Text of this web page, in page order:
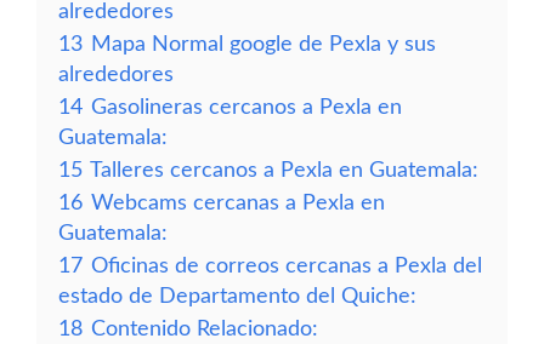
alrededores
13 Mapa Normal google de Pexla y sus
alrededores
14 Gasolineras cercanos a Pexla en
Guatemala:
15 Talleres cercanos a Pexla en Guatemala:
16 Webcams cercanas a Pexla en
Guatemala:
17 Oficinas de correos cercanas a Pexla del
estado de Departamento del Quiche:
18 Contenido Relacionado: